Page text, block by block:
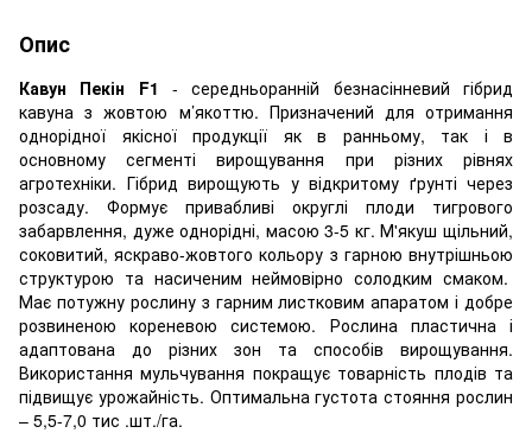
Опис
Кавун Пекін F1 - середньоранній безнасінневий гібрид
кавуна з жовтою м’якоттю. Призначений для отримання
однорідної якісної продукції як в ранньому, так і в
основному сегменті вирощування при різних рівнях
агротехніки. Гібрид вирощують у відкритому ґрунті через
розсаду. Формує привабливі округлі плоди тигрового
забарвлення, дуже однорідні, масою 3-5 кг. М'якуш щільний,
соковитий, яскраво-жовтого кольору з гарною внутрішньою
структурою та насиченим неймовірно солодким смаком.
Має потужну рослину з гарним листковим апаратом і добре
розвиненою кореневою системою. Рослина пластична і
адаптована до різних зон та способів вирощування.
Використання мульчування покращує товарність плодів та
підвищує урожайність. Оптимальна густота стояння рослин
– 5,5-7,0 тис .шт./га.